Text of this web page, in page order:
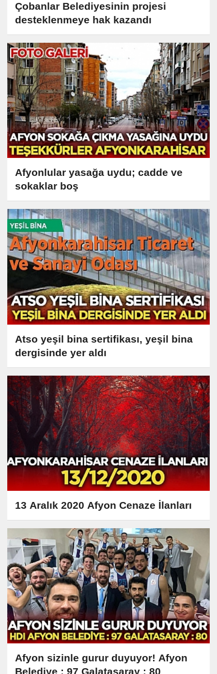
Çobanlar Belediyesinin projesi
desteklenmeye hak kazandı
Afyonlular yasağa uydu; cadde ve
sokaklar boş
Atso yeşil bina sertifikası, yeşil bina
dergisinde yer aldı
13 Aralık 2020 Afyon Cenaze İlanları
Afyon sizinle gurur duyuyor! Afyon
Belediye : 97 Galatasaray : 80